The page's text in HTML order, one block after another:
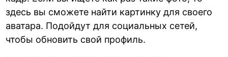
здесь вы сможете найти картинку для своего
аватара. Подойдут для социальных сетей,
чтобы обновить свой профиль.